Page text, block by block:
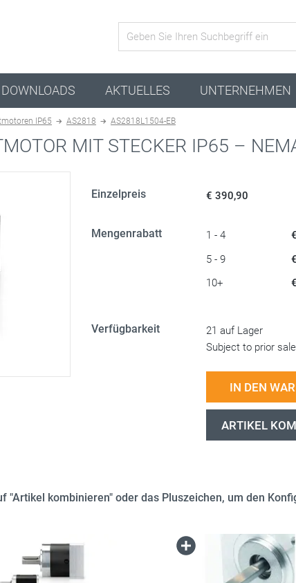
DOWNLOADS AKTUELLES UNTERNEHMEN
IP65 AS2818 AS2818L1504-EB
MIT STECKER IP65 –
Einzelpreis € 390,90
Mengenrabatt 1 - 4
5 - 9
10+
Verfügbarkeit
21 auf Lager
Subject to prior
IN DEN
ARTIKEL
"Artikel kombinieren" oder das Pluszeichen, um den